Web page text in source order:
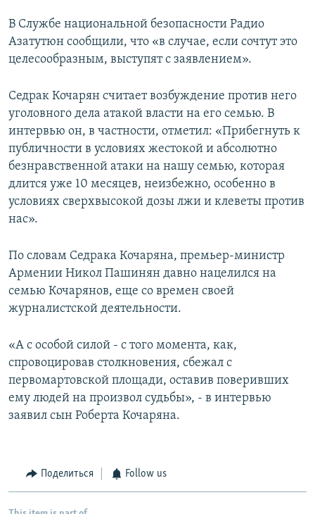
В Службе национальной безопасности Радио
Азатутюн сообщили, что «в случае, если сочтут это
целесообразным, выступят с заявлением».
Седрак Кочарян считает возбуждение против него
уголовного дела атакой власти на его семью. В
интервью он, в частности, отметил: «Прибегнуть к
публичности в условиях жестокой и абсолютно
безнравственной атаки на нашу семью, которая
длится уже 10 месяцев, неизбежно, особенно в
условиях сверхвысокой дозы лжи и клеветы против
нас».
По словам Седрака Кочаряна, премьер-министр
Армении Никол Пашинян давно нацелился на
семью Кочарянов, еще со времен своей
журналистской деятельности.
«А с особой силой - с того момента, как,
спровоцировав столкновения, сбежал с
первомартовской площади, оставив поверивших
ему людей на произвол судьбы», - в интервью
заявил сын Роберта Кочаряна.
Поделиться Follow us